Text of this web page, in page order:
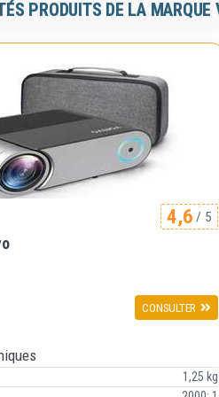
PRODUITS DE LA MARQUE
4,6 / 5
CONSULTER
1,25 kg